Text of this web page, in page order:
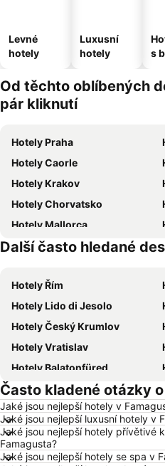
Levné
hotely
Luxusní
hotely
s
Od těchto oblíbených
pár kliknutí
Hotely Praha
Hotely Caorle
Hotely Krakov
Hotely Chorvatsko
Hotely Mallorca
Hotely Vysočina
Další často hledané
Hotely Řím
Hotely Lido di Jesolo
Hotely Český Krumlov
Hotely Vratislav
Hotely Balatonfüred
Hotely Vídeň
Hotely Bratislava
Hotely Třeboň
Hotely Amsterdam
Často kladené otázky
Jaké jsou nejlepší hotely v
Jaké jsou nejlepší luxusní hotely v
Jaké jsou nejlepší hotely přívětivé
Famagusta?
Jaké jsou nejlepší hotely se spa v